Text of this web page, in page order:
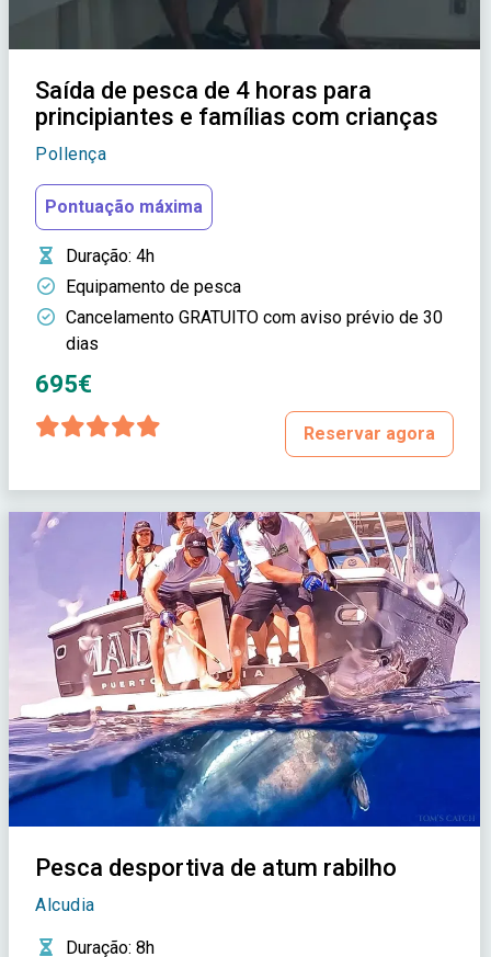
Saída de pesca de 4 horas para
principiantes e famílias com crianças
Pollença
Pontuação máxima
Duração: 4h
Equipamento de pesca
Cancelamento GRATUITO com aviso prévio de 30
dias
695€
Reservar agora
Pesca desportiva de atum rabilho
Alcudia
Duração: 8h